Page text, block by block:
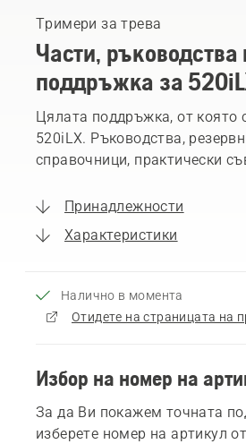
Тримери за трева
Части, ръководства
поддръжка за
Цялата поддръжка, от която
520iLX. Ръководства,
справочници, практически
Принадлежности
Характеристики
Налично в момента
Отидете на страницата на
Избор на номер на
За да Ви покажем точната
изберете номер на артикул